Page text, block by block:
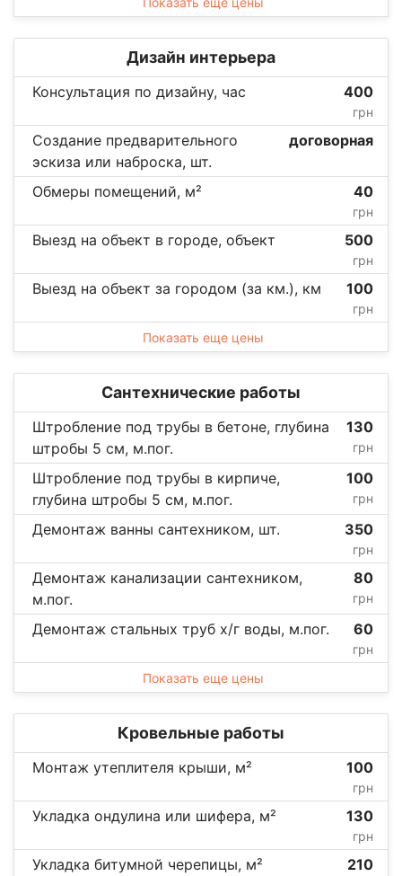
Дизайн интерьера
Консультация по дизайну, час 400
грн
Создание предварительного
эскиза или наброска, шт.
договорная
Обмеры помещений, м² 40
грн
Выезд на объект в городе, объект 500
грн
Выезд на объект за городом (за км.), км 100
грн
Показать еще цены
Сантехнические работы
Штробление под трубы в бетоне, глубина
штробы 5 см, м.пог.
130
грн
Штробление под трубы в кирпиче,
глубина штробы 5 см, м.пог.
100
грн
Демонтаж ванны сантехником, шт. 350
грн
Демонтаж канализации сантехником,
м.пог.
80
грн
Демонтаж стальных труб х/г воды, м.пог. 60
грн
Показать еще цены
Кровельные работы
Монтаж утеплителя крыши, м² 100
грн
Укладка ондулина или шифера, м² 130
грн
Укладка битумной черепицы, м² 210